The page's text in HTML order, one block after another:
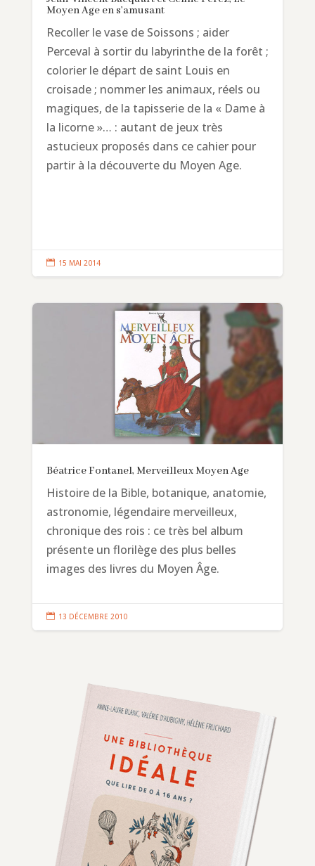
Moyen Age en s’amusant
Recoller le vase de Soissons ; aider
Perceval à sortir du labyrinthe de la forêt ;
colorier le départ de saint Louis en
croisade ; nommer les animaux, réels ou
magiques, de la tapisserie de la « Dame à
la licorne »… : autant de jeux très
astucieux proposés dans ce cahier pour
partir à la découverte du Moyen Age.
 15 MAI 2014
Béatrice Fontanel, Merveilleux Moyen Age
Histoire de la Bible, botanique, anatomie,
astronomie, légendaire merveilleux,
chronique des rois : ce très bel album
présente un florilège des plus belles
images des livres du Moyen Âge.
 13 DÉCEMBRE 2010